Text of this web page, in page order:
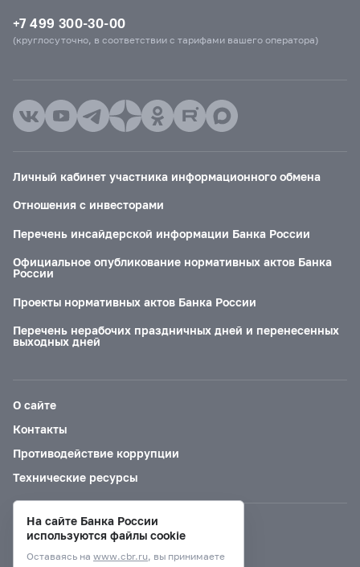
+7 499 300-30-00
(круглосуточно, в соответствии с тарифами вашего оператора)
Личный кабинет участника информационного обмена
Отношения с инвесторами
Перечень инсайдерской информации Банка России
Официальное опубликование нормативных актов Банка
России
Проекты нормативных актов Банка России
Перечень нерабочих праздничных дней и перенесенных
выходных дней
О сайте
Контакты
Противодействие коррупции
Технические ресурсы
Версия для слабовидящих
На сайте Банка России
используются файлы cookie
Оставаясь на www.cbr.ru, вы принимаете